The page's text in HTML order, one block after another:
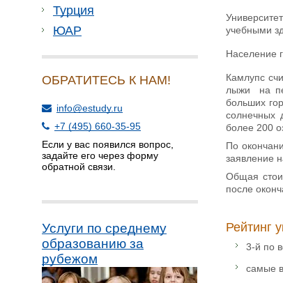
Турция
ЮАР
ОБРАТИТЕСЬ К НАМ!
info@estudy.ru
+7 (495) 660-35-95
Если у вас появился вопрос,
задайте его через форму
обратной связи.
Услуги по среднему
образованию за
рубежом
учебными
Население
Камлупс
лыжи на
больших
солнечных
более 200
По
заявление
Общая
после
Рейтинг
3-й по
самые